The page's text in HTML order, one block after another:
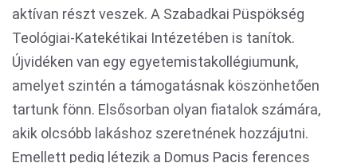
aktívan részt veszek. A Szabadkai Püspökség
Teológiai-Katekétikai Intézetében is tanítok.
Újvidéken van egy egyetemistakollégiumunk,
amelyet szintén a támogatásnak köszönhetően
tartunk fönn. Elsősorban olyan fiatalok számára,
akik olcsóbb lakáshoz szeretnének hozzájutni.
Emellett pedig létezik a Domus Pacis ferences